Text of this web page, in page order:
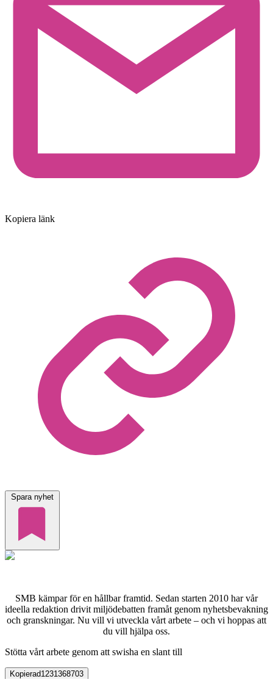
Kopiera länk
Spara nyhet
SMB kämpar för en hållbar framtid. Sedan starten 2010 har vår
ideella redaktion drivit miljödebatten framåt genom nyhetsbevakning
och granskningar. Nu vill vi utveckla vårt arbete – och vi hoppas att
du vill hjälpa oss.
Stötta vårt arbete genom att swisha en slant till
Kopierad1231368703